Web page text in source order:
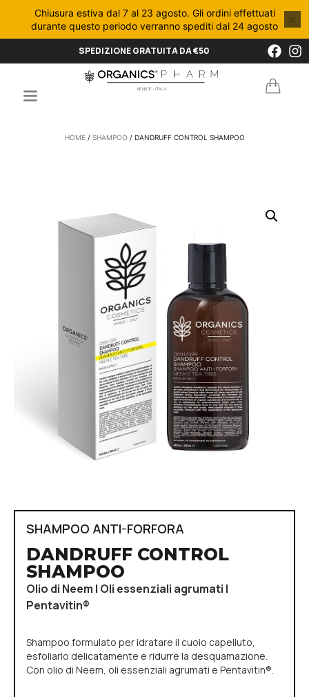
Chiusura estiva dal 7 al 23 agosto. Gli ordini effettuati
durante questo periodo verranno spediti dal 24 agosto
×
SPEDIZIONE GRATUITA DA €50
HOME / SHAMPOO / DANDRUFF CONTROL SHAMPOO
SHAMPOO ANTI-FORFORA
DANDRUFF CONTROL
SHAMPOO
Olio di Neem | Oli essenziali agrumati |
Pentavitin®
Shampoo formulato per idratare il cuoio capelluto,
esfoliarlo delicatamente e ridurre la desquamazione.
Con olio di Neem, oli essenziali agrumati e Pentavitin®.